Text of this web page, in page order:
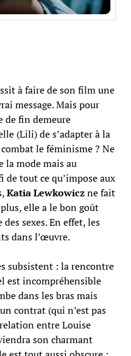
à faire de son film une
message. Mais pour
de fin demeure
(Lili) de s’adapter à la
combat le féminisme ? Ne
la mode mais au
tout ce qu’impose aux
Katia Lewkowiczne fait
elle a le bon goût
sexes. En effet, les
dans l’œuvre.
subsistent : la rencontre
est incompréhensible
dans les bras mais
contrat (qui n’est pas
entre Louise
son charmant